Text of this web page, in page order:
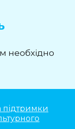
необхідно
підтримки